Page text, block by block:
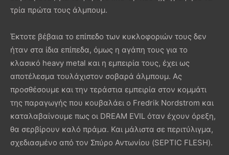
τρία πρώτα τους άλμπουμ.
Έκτοτε βέβαια το επίπεδο των κυκλοφοριών τους δεν
ήταν στα ίδια επίπεδα, όμως η αγάπη τους για το
κλασικό heavy metal και η εμπειρία τους, έχει ως
αποτέλεσμα τουλάχιστον σοβαρά άλμπουμ. Ας
προσθέσουμε και την τεράστια εμπειρία στον κομμάτι
της παραγωγής που κουβαλάει ο Fredrik Nordstrom και
καταλαβαίνουμε πως οι DREAM EVIL όταν έχουν όρεξη,
θα σερβίρουν καλό πράμα. Και μάλιστα σε περιτύλιγμα,
σχεδιασμένο από τον Σπύρο Αντωνίου (SEPTIC FLESH).